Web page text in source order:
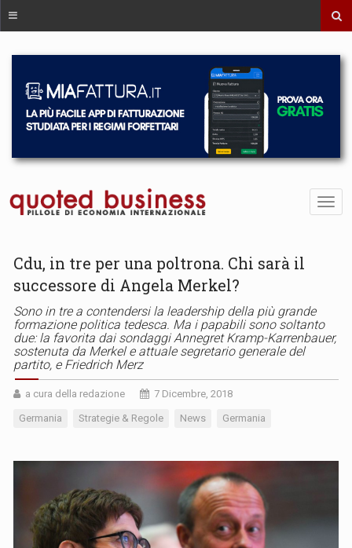
Cdu, in tre per una poltrona. Chi sarà il
successore di Angela Merkel?
Sono in tre a contendersi la leadership della più grande
formazione politica tedesca. Ma i papabili sono soltanto
due: la favorita dai sondaggi Annegret Kramp-Karrenbauer,
sostenuta da Merkel e attuale segretario generale del
partito, e Friedrich Merz
a cura della redazione 7 Dicembre, 2018
Germania Strategie & Regole News Germania